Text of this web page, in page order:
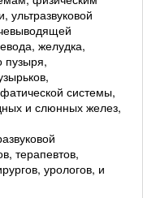
ультразвуковой
желудка,
пузыря,
системы,
и слюнных желез,
терапевтов,
урологов, и